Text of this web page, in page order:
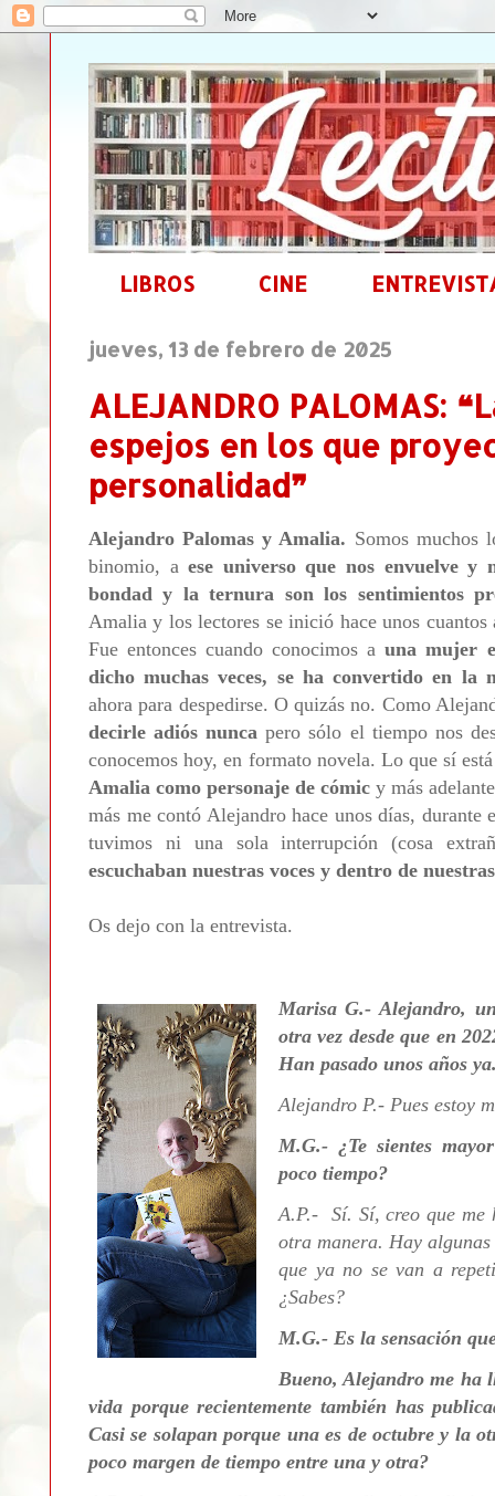
LIBROS CINE
jueves, 13 de febrero de 2025
ALEJANDRO PALOMAS:
espejos en los que
personalidad❞
Alejandro Palomas y Amalia. Somos muchos
binomio, aese universo que nos envuelve
bondad y la ternura son los sentimientos
Amalia y los lectores se inició hace unos
Fue entonces cuando conocimos auna mujer
dicho muchas veces, se ha convertido en la
ahora para despedirse. O quizás no. Como
decirle adiós nunca pero sólo el tiempo nos
conocemos hoy, en formato novela. Lo que sí
Amalia como personaje de cómic y más
más me contó Alejandro hace unos días, durante
tuvimos ni una sola interrupción (cosa
escuchaban nuestras voces y dentro de
Os dejo con la entrevista.
Marisa G.-Alejandro,
otra vez desde que en
Han pasado unos años
Alejandro P.- Pues estoy
M.G.- ¿Te sientes
poco tiempo?
A.P.- Sí. Sí, creo que me
otra manera. Hay
que ya no se van a
¿Sabes?
M.G.- Es la sensación
Bueno, Alejandro me ha
vida porquerecientemente también has
Casi se solapan porque una es de octubre y la
poco margen de tiempo entre una y otra?